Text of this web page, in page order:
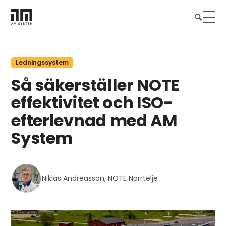
Ledningssystem
Så säkerställer NOTE
effektivitet och ISO-
efterlevnad med AM
System
Niklas Andreasson, NOTE Norrtelje